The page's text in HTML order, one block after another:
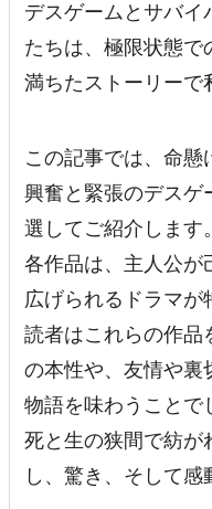
デスゲームとサバイ
たちは、極限状態で
満ちたストーリーで
この記事では、命懸
興奮と緊張のデスゲ
選してご紹介します。
各作品は、主人公が
広げられるドラマが
読者はこれらの作品
の本性や、友情や裏
物語を味わうことで
死と生の狭間で紡が
し、驚き、そして感